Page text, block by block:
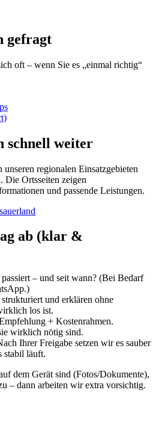
gefragt
oft – wenn Sie es „einmal richtig“
schnell weiter
regionalen Einsatzgebieten
Die Ortsseiten zeigen
und passende Leistungen.
ab (klar &
passiert – und seit wann? (Bei Bedarf
und erklären ohne
los ist.
+ Kostenrahmen.
wirklich nötig sind.
Ihrer Freigabe setzen wir es sauber
stabil läuft.
dem Gerät sind (Fotos/Dokumente),
– dann arbeiten wir extra vorsichtig.